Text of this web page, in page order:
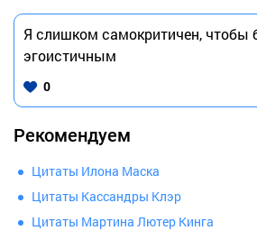
Я слишком самокритичен, чтобы
эгоистичным
0
Рекомендуем
Цитаты Илона Маска
Цитаты Кассандры Клэр
Цитаты Мартина Лютер Кинга